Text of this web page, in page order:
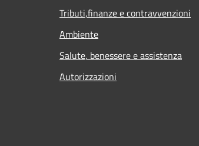
Tributi,finanze e contravvenzioni
Ambiente
Salute, benessere e assistenza
Autorizzazioni